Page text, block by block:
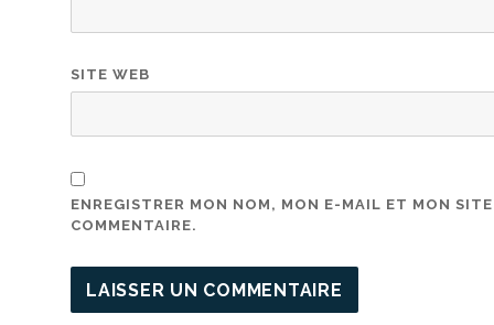
SITE WEB
ENREGISTRER MON NOM, MON E-MAIL ET MON
COMMENTAIRE.